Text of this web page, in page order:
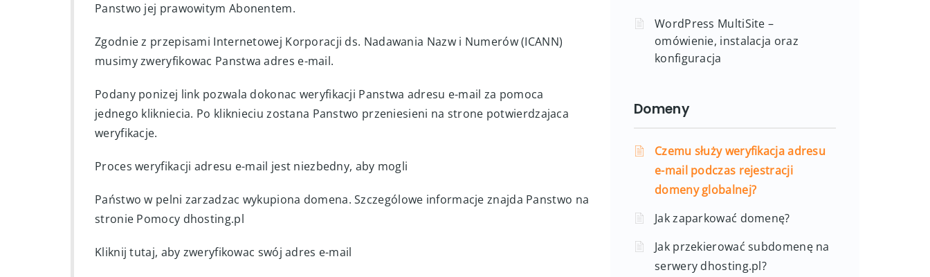
Panstwo jej prawowitym Abonentem.
Zgodnie z przepisami Internetowej Korporacji ds. Nadawania Nazw i Numerów (ICANN)
musimy zweryfikowac Panstwa adres e-mail.
Podany ponizej link pozwala dokonac weryfikacji Panstwa adresu e-mail za pomoca
jednego klikniecia. Po kliknieciu zostana Panstwo przeniesieni na strone potwierdzajaca
weryfikacje.
Proces weryfikacji adresu e-mail jest niezbedny, aby mogli
Państwo w pelni zarzadzac wykupiona domena. Szczególowe informacje znajda Panstwo na
stronie Pomocy dhosting.pl
Kliknij tutaj, aby zweryfikowac swój adres e-mail
WordPress MultiSite –
omówienie, instalacja oraz
konfiguracja
Domeny
Czemu służy weryfikacja adresu
e-mail podczas rejestracji
domeny globalnej?
Jak zaparkować domenę?
Jak przekierować subdomenę na
serwery dhosting.pl?